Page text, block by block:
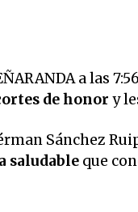
a las
de honor y
Sánchez
saludable que